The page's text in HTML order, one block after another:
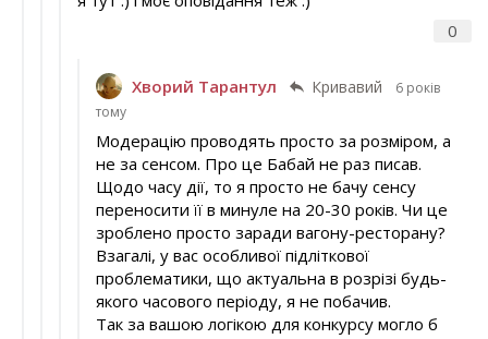
0
Хворий Тарантул Кривавий
6 років
тому
Модерацію проводять просто за розміром, а
не за сенсом. Про це Бабай не раз писав.
Щодо часу дії, то я просто не бачу сенсу
переносити її в минуле на 20-30 років. Чи це
зроблено просто заради вагону-ресторану?
Взагалі, у вас особливої підліткової
проблематики, що актуальна в розрізі будь-
якого часового періоду, я не побачив.
Так за вашою логікою для конкурсу могло б